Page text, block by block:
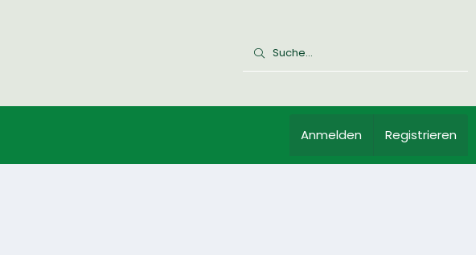
Anmelden Registrieren